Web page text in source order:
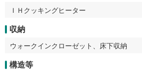
ＩＨクッキングヒーター
収納
ウォークインクローゼット、床下収納
構造等